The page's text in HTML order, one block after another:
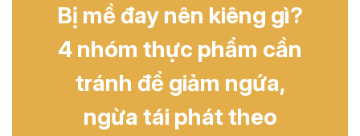
Bị mề đay nên kiêng gì?
4 nhóm thực phẩm cần
tránh để giảm ngứa,
ngừa tái phát theo